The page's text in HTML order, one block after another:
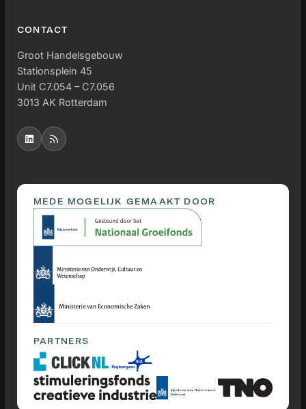
CONTACT
Groot Handelsgebouw
Stationsplein 45
Unit C7.054 – C7.056
3013 AK Rotterdam
MEDE MOGELIJK GEMAAKT DOOR
PARTNERS